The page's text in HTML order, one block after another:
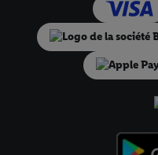
pour l’avenir dans notre
données.Vous trouverez les